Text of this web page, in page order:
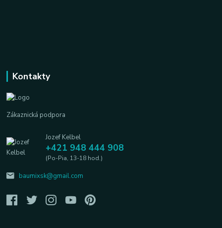
Kontakty
Zákaznická podpora
Jozef Kelbel
+421 948 444 908
(Po-Pia, 13-18 hod.)
baumixsk@gmail.com